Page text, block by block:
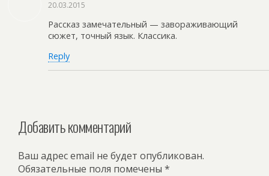
20.03.2015
Рассказ замечательный — завораживающий
сюжет, точный язык. Классика.
Reply
Добавить комментарий
Ваш адрес email не будет опубликован.
Обязательные поля помечены *